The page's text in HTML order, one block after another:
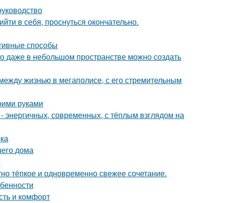
в себя, проснуться окончательно.
способы
даже в небольшом пространстве можно создать
жизнью в мегаполисе, с его стремительным
руками
энергичных, современных, с тёплым взглядом на
дома
тёпкое и одновременно свежее сочетание.
и комфорт